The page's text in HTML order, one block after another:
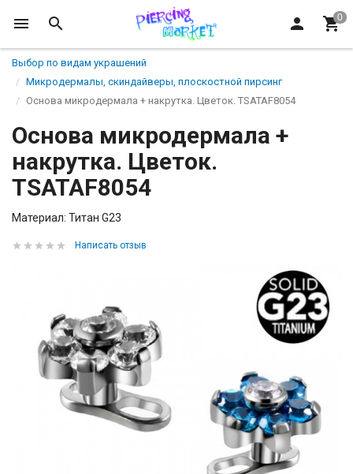
Выбор по видам украшений
Микродермалы, скиндайверы, плоскостной пирсинг
Основа микродермала + накрутка. Цветок. TSATAF8054
Основа микродермала +
накрутка. Цветок.
TSATAF8054
Материал: Титан G23
Написать отзыв